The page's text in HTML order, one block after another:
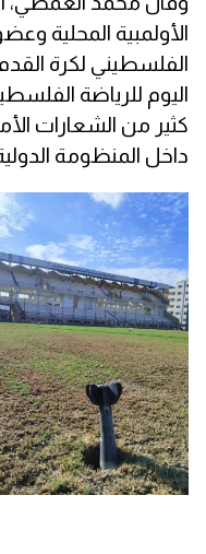
الأولمبية المحلية
الفلسطيني لكرة
اليوم للرياضة
كثير من الشعارات
داخل المنظومة